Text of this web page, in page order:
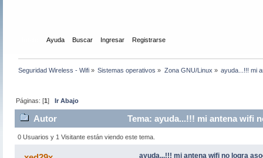
Ayuda Buscar Ingresar Registrarse
Seguridad Wireless - Wifi » Sistemas operativos » Zona GNU/Linux » ayuda...!!! mi
Páginas: [1]Ir Abajo
Autor Tema: ayuda...!!! mi antena wifi
0 Usuarios y 1 Visitante están viendo este tema.
ayuda...!!! mi antena wifi no logra